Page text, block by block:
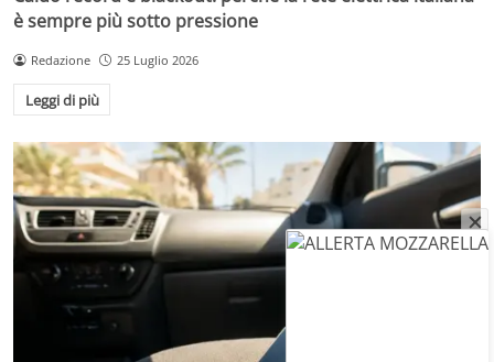
è sempre più sotto pressione
Redazione 25 Luglio 2026
Leggi di più